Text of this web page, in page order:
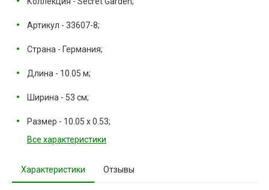
Артикул - 33607-8;
Страна - Германия;
Длина - 10.05 м;
Ширина - 53 см;
Размер - 10.05 х 0.53;
Все характеристики
Характеристики Отзывы